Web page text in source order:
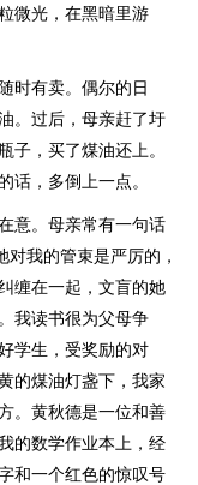
微光，在黑暗里游
时有卖。偶尔的日
。过后，母亲赶了圩
子，买了煤油还上。
话，多倒上一点。
意。母亲常有一句话
对我的管束是严厉的，
缠在一起，文盲的她
我读书很为父母争
学生，受奖励的对
的煤油灯盏下，我家
。黄秋德是一位和善
的数学作业本上，经
和一个红色的惊叹号